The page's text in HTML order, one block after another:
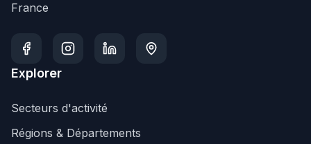
France
Explorer
Secteurs d'activité
Régions & Départements